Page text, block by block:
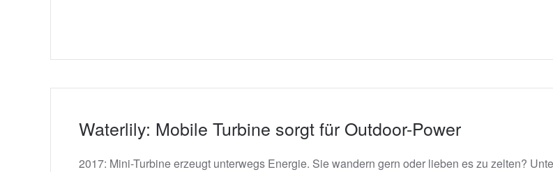
Waterlily: Mobile Turbine sorgt für Outdoor-Power
2017: Mini-Turbine erzeugt unterwegs Energie. Sie wandern gern oder lieben es zu zelten?